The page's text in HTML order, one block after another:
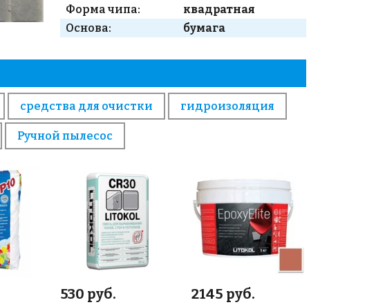
Форма чипа:
квадратная
Основа:
бумага
средства для очистки гидроизоляция
Ручной пылесос
530 руб. 2145 руб.